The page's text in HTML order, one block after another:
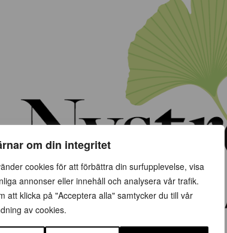
om din integritet
cookies för att förbättra din surfupplevelse, visa
annonser eller innehåll och analysera vår trafik.
att klicka på "Acceptera alla" samtycker du till vår
av cookies.